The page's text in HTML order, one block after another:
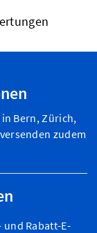
Bern, Zürich,
zudem
Rabatt-E-